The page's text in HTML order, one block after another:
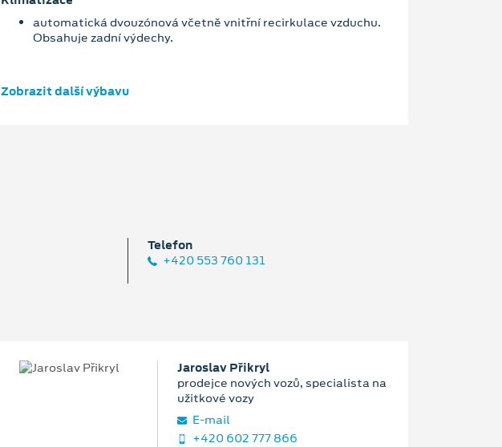
automatická dvouzónová včetně vnitřní recirkulace vzduchu.
Obsahuje zadní výdechy.
Zobrazit další výbavu
Telefon
+420 553 760 131
Jaroslav Přikryl
prodejce nových vozů, specialista na
užitkové vozy
E‑mail
+420 602 777 866